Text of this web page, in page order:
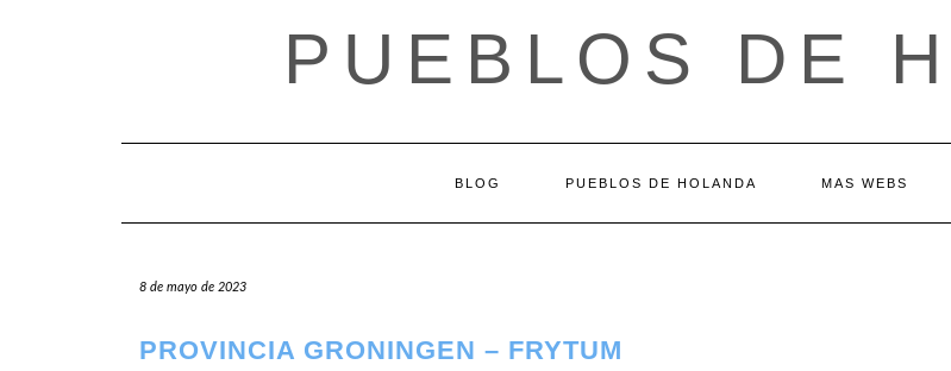
PUEBLOS DE
BLOG PUEBLOS DE HOLANDA MAS WEBS
8 de mayo de 2023
PROVINCIA GRONINGEN – FRYTUM